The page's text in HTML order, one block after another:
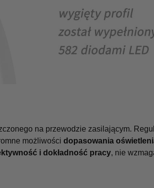
na przewodzie zasilającym.
możliwości dopasowania
i dokładność pracy, nie